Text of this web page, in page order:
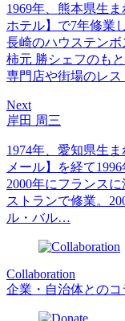
1969年、熊本県生
ホテル】で7年修業
長崎のハウステン
柿元 勝シェフのも
専門店や街場のレ
Next
岸田 周三
1974年、愛知県生
メール】を経て
2000年にフランス
ストランで修業。
ル・バル…
Collaboration
企業・自治体との